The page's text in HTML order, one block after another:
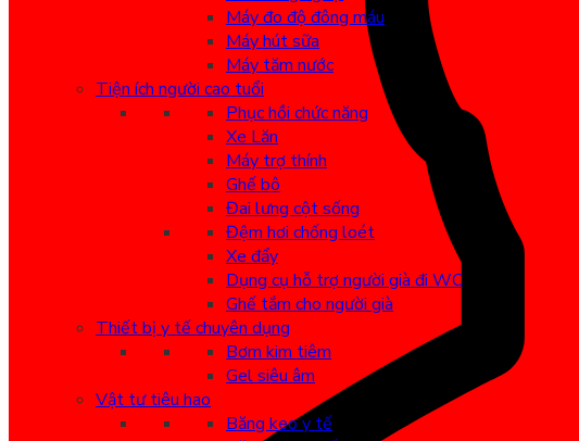
Máy đo độ đông máu
Máy hút sữa
Máy tăm nước
Tiện ích người cao tuổi
Phục hồi chức năng
Xe Lăn
Máy trợ thính
Ghế bô
Đai lưng cột sống
Đệm hơi chống loét
Xe đẩy
Dụng cụ hỗ trợ người già đi WC
Ghế tắm cho người già
Thiết bị y tế chuyên dụng
Bơm kim tiêm
Gel siêu âm
Vật tư tiêu hao
Băng keo y tế